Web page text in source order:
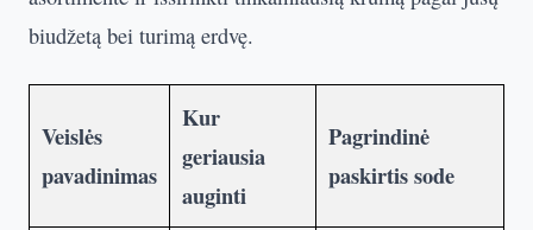
biudžetą bei turimą erdvę.
Veislės
pavadinimas
Kur
geriausia
auginti
Pagrindinė
paskirtis sode